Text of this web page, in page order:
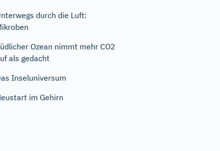
durch die Luft:
Ozean nimmt mehr CO2
als gedacht
Inseluniversum
im Gehirn